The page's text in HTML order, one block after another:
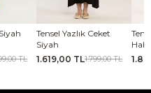
TL
Tensel Yazlık Ceket
Siyah
1.619,00 TL1.799,00 TL
Haki